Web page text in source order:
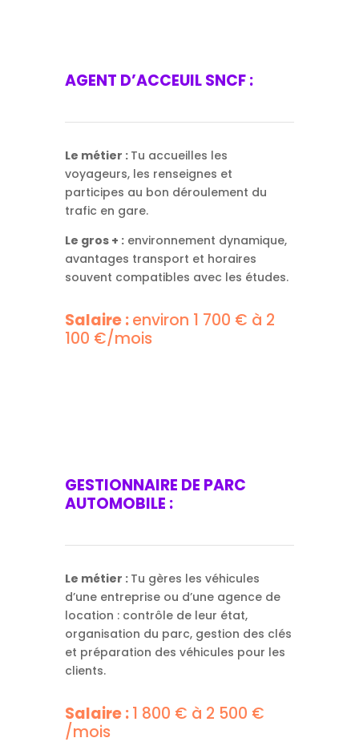
AGENT D’ACCEUIL SNCF :
Le métier : Tu accueilles les
voyageurs, les renseignes et
participes au bon déroulement du
trafic en gare.
Le gros + :environnement dynamique,
avantages transport et horaires
souvent compatibles avec les études.
Salaire :environ 1 700 € à 2
100 €/mois
GESTIONNAIRE DE PARC
AUTOMOBILE :
Le métier : Tu gères les véhicules
d’une entreprise ou d’une agence de
location : contrôle de leur état,
organisation du parc, gestion des clés
et préparation des véhicules pour les
clients.
Salaire :1 800 € à 2 500 €
/mois